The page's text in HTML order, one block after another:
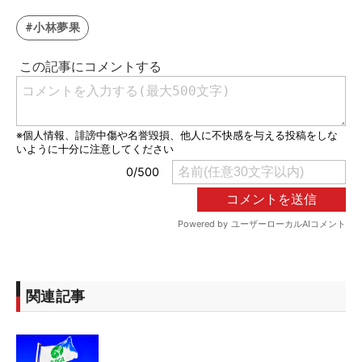
#小林夢果
関連記事